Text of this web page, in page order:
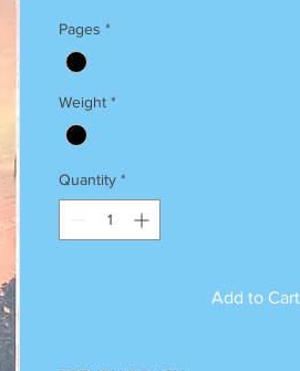
Pages *
Weight *
Quantity *
Add to Cart